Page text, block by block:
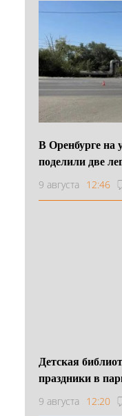
В Оренбурге на
поделили две
9 августа 12:46
Детская
праздники в
9 августа 12:20